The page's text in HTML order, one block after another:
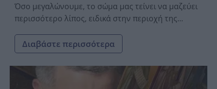
Όσο μεγαλώνουμε, το σώμα μας τείνει να μαζεύει
περισσότερο λίπος, ειδικά στην περιοχή της...
Διαβάστε περισσότερα